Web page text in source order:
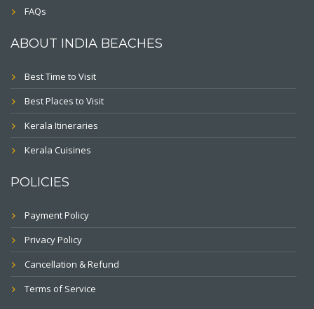
FAQs
ABOUT INDIA BEACHES
Best Time to Visit
Best Places to Visit
Kerala Itineraries
Kerala Cuisines
POLICIES
Payment Policy
Privacy Policy
Cancellation & Refund
Terms of Service